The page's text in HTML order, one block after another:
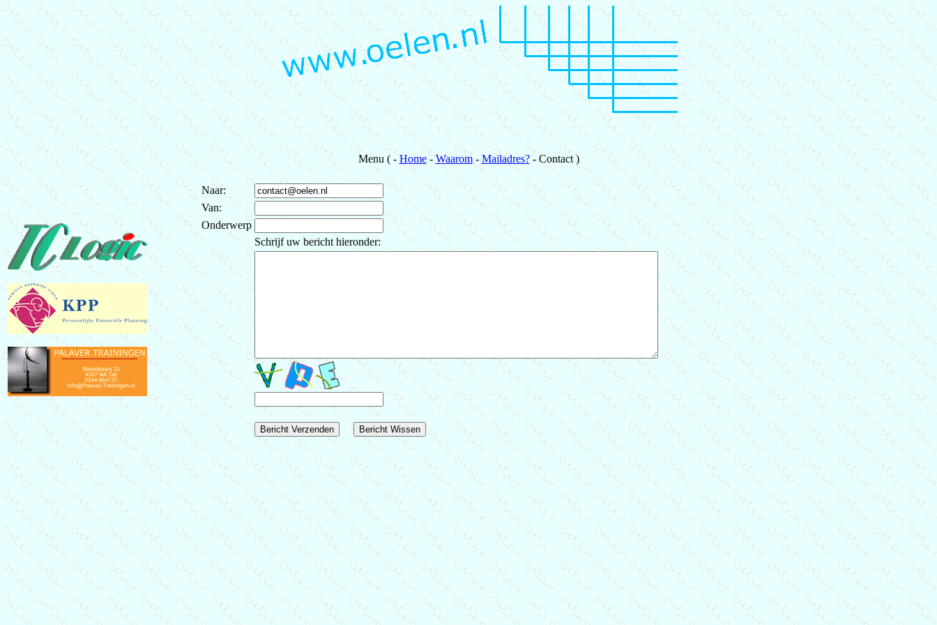
Menu ( - Home- Waarom- Mailadres?- Contact )
Naar:
Van:
Onderwerp
Schrijf uw bericht hieronder: